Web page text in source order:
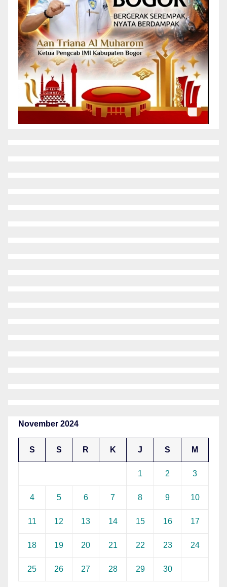
November 2024
S S R K J S M
1 2 3
4 5 6 7 8 9 10
11 12 13 14 15 16 17
18 19 20 21 22 23 24
25 26 27 28 29 30